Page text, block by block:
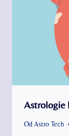
Astrologie
OdAstro Tech